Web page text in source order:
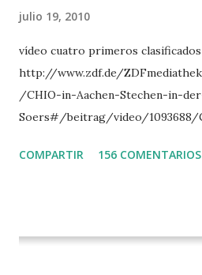
julio 19, 2010
vídeo cuatro primeros clasificados
http://www.zdf.de/
/CHIO-in-Aachen-Stechen-in-
Soers#/beitrag/video/1093688/
COMPARTIR 156 COMENTARIOS